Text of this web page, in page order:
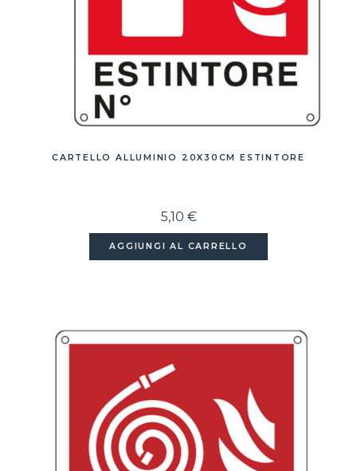
CARTELLO ALLUMINIO 20X30CM ESTINTORE
5,10 €
AGGIUNGI AL CARRELLO